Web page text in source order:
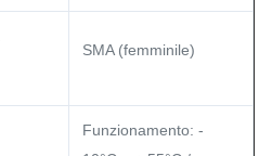
SMA (femminile)
Funzionamento: -